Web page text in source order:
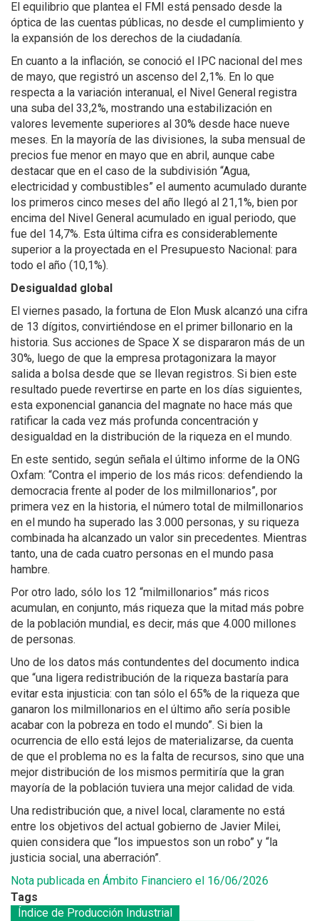
El equilibrio que plantea el FMI está pensado desde la
óptica de las cuentas públicas, no desde el cumplimiento y
la expansión de los derechos de la ciudadanía.
En cuanto a la inflación, se conoció el IPC nacional del mes
de mayo, que registró un ascenso del 2,1%. En lo que
respecta a la variación interanual, el Nivel General registra
una suba del 33,2%, mostrando una estabilización en
valores levemente superiores al 30% desde hace nueve
meses. En la mayoría de las divisiones, la suba mensual de
precios fue menor en mayo que en abril, aunque cabe
destacar que en el caso de la subdivisión “Agua,
electricidad y combustibles” el aumento acumulado durante
los primeros cinco meses del año llegó al 21,1%, bien por
encima del Nivel General acumulado en igual periodo, que
fue del 14,7%. Esta última cifra es considerablemente
superior a la proyectada en el Presupuesto Nacional: para
todo el año (10,1%).
Desigualdad global
El viernes pasado, la fortuna de Elon Musk alcanzó una cifra
de 13 dígitos, convirtiéndose en el primer billonario en la
historia. Sus acciones de Space X se dispararon más de un
30%, luego de que la empresa protagonizara la mayor
salida a bolsa desde que se llevan registros. Si bien este
resultado puede revertirse en parte en los días siguientes,
esta exponencial ganancia del magnate no hace más que
ratificar la cada vez más profunda concentración y
desigualdad en la distribución de la riqueza en el mundo.
En este sentido, según señala el último informe de la ONG
Oxfam: “Contra el imperio de los más ricos: defendiendo la
democracia frente al poder de los milmillonarios”, por
primera vez en la historia, el número total de milmillonarios
en el mundo ha superado las 3.000 personas, y su riqueza
combinada ha alcanzado un valor sin precedentes. Mientras
tanto, una de cada cuatro personas en el mundo pasa
hambre.
Por otro lado, sólo los 12 “milmillonarios” más ricos
acumulan, en conjunto, más riqueza que la mitad más pobre
de la población mundial, es decir, más que 4.000 millones
de personas.
Uno de los datos más contundentes del documento indica
que “una ligera redistribución de la riqueza bastaría para
evitar esta injusticia: con tan sólo el 65% de la riqueza que
ganaron los milmillonarios en el último año sería posible
acabar con la pobreza en todo el mundo”. Si bien la
ocurrencia de ello está lejos de materializarse, da cuenta
de que el problema no es la falta de recursos, sino que una
mejor distribución de los mismos permitiría que la gran
mayoría de la población tuviera una mejor calidad de vida.
Una redistribución que, a nivel local, claramente no está
entre los objetivos del actual gobierno de Javier Milei,
quien considera que “los impuestos son un robo” y “la
justicia social, una aberración”.
Nota publicada en Ámbito Financiero el 16/06/2026
Tags
Índice de Producción Industrial